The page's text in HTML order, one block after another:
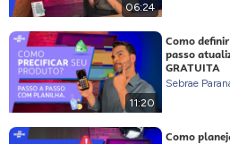
06:24
11:20
Como
passo
GRATUITA
Sebrae
Como